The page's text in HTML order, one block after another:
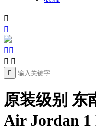


 
 

原装级别 东
Air Jordan 1